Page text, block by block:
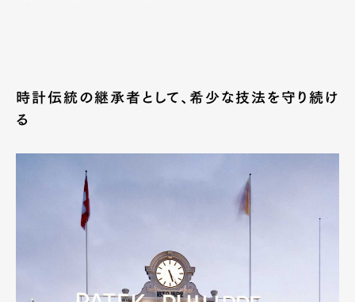
時計伝統の継承者として、希少な技法を守り続け
る